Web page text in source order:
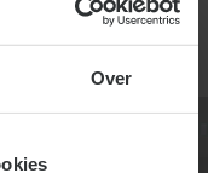
Over